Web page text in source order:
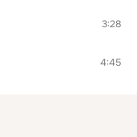
3:28
4:45